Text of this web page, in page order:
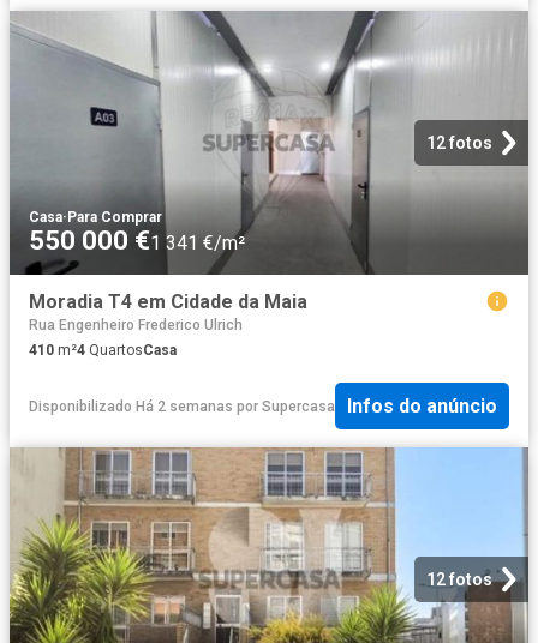
12 fotos
Casa· Para Comprar
550 000 €1 341 €/m²
Moradia T4 em Cidade da Maia
Rua Engenheiro Frederico Ulrich
410 m²4 QuartosCasa
Disponibilizado Há 2 semanas por Supercasa Infos do anúncio
12 fotos